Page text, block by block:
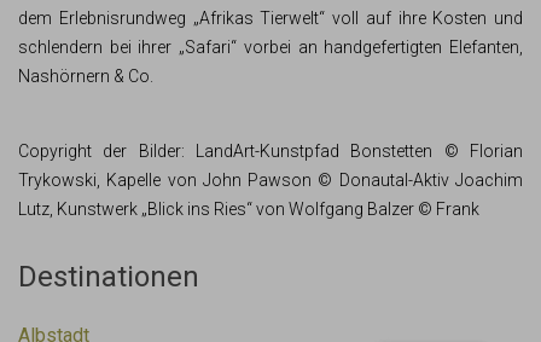
dem Erlebnisrundweg „Afrikas Tierwelt“ voll auf ihre Kosten und
schlendern bei ihrer „Safari“ vorbei an handgefertigten Elefanten,
Nashörnern & Co.
Copyright der Bilder: LandArt-Kunstpfad Bonstetten © Florian
Trykowski, Kapelle von John Pawson © Donautal-Aktiv Joachim
Lutz, Kunstwerk „Blick ins Ries“ von Wolfgang Balzer © Frank
Destinationen
Albstadt